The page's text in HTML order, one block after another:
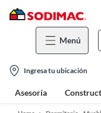
Menú
location-
icon
Ingresa tu ubicación
Asesoría